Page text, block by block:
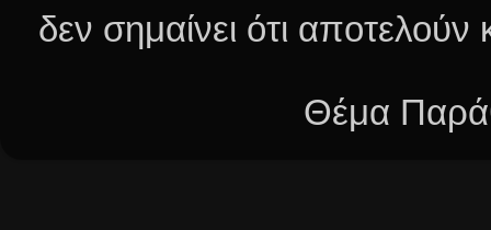
δεν σημαίνει ότι
Θέμα